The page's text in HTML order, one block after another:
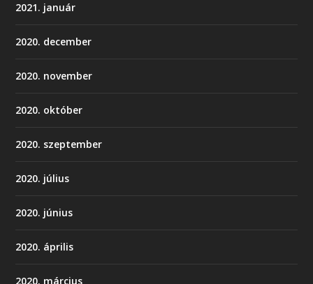
2021. január
2020. december
2020. november
2020. október
2020. szeptember
2020. július
2020. június
2020. április
2020. március